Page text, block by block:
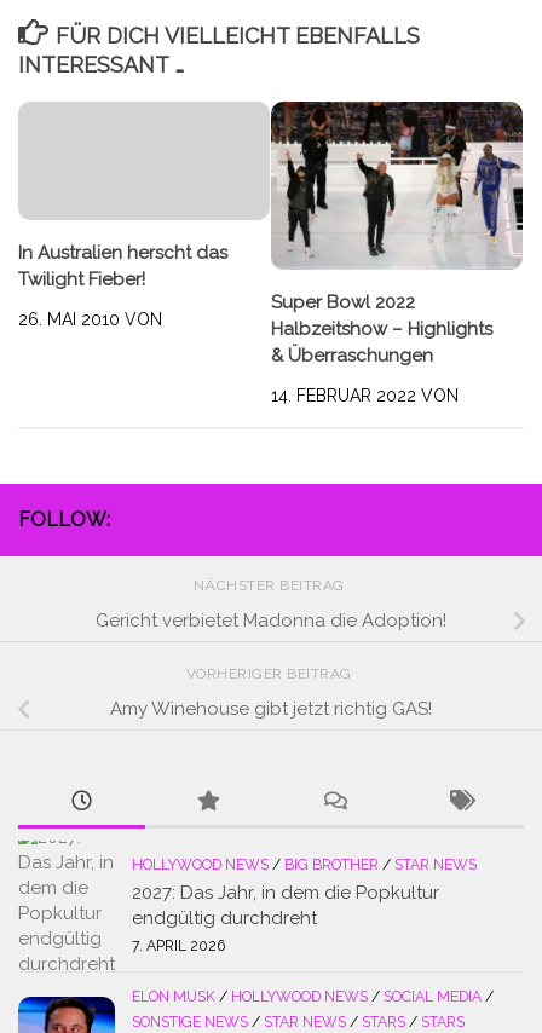
FÜR DICH VIELLEICHT EBENFALLS
INTERESSANT …
In Australien herscht das
Twilight Fieber!
26. MAI 2010 VON
Super Bowl 2022
Halbzeitshow – Highlights
& Überraschungen
14. FEBRUAR 2022 VON
FOLLOW:
NÄCHSTER BEITRAG
Gericht verbietet Madonna die Adoption!
VORHERIGER BEITRAG
Amy Winehouse gibt jetzt richtig GAS!
HOLLYWOOD NEWS / BIG BROTHER / STAR NEWS
2027: Das Jahr, in dem die Popkultur
endgültig durchdreht
7. APRIL 2026
ELON MUSK / HOLLYWOOD NEWS / SOCIAL MEDIA /
SONSTIGE NEWS / STAR NEWS / STARS / STARS